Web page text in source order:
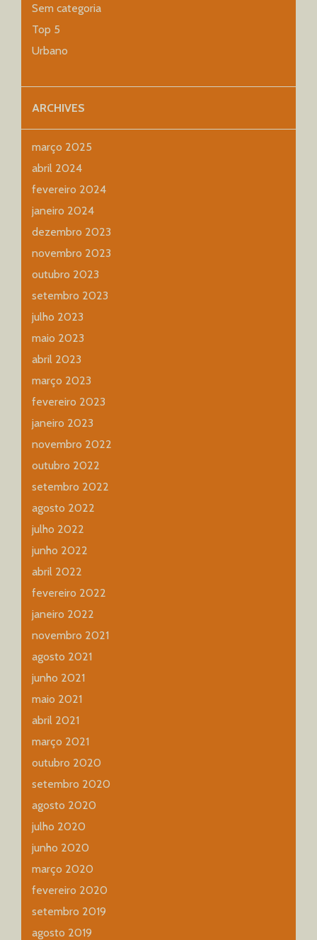
Sem categoria
Top 5
Urbano
ARCHIVES
março 2025
abril 2024
fevereiro 2024
janeiro 2024
dezembro 2023
novembro 2023
outubro 2023
setembro 2023
julho 2023
maio 2023
abril 2023
março 2023
fevereiro 2023
janeiro 2023
novembro 2022
outubro 2022
setembro 2022
agosto 2022
julho 2022
junho 2022
abril 2022
fevereiro 2022
janeiro 2022
novembro 2021
agosto 2021
junho 2021
maio 2021
abril 2021
março 2021
outubro 2020
setembro 2020
agosto 2020
julho 2020
junho 2020
março 2020
fevereiro 2020
setembro 2019
agosto 2019